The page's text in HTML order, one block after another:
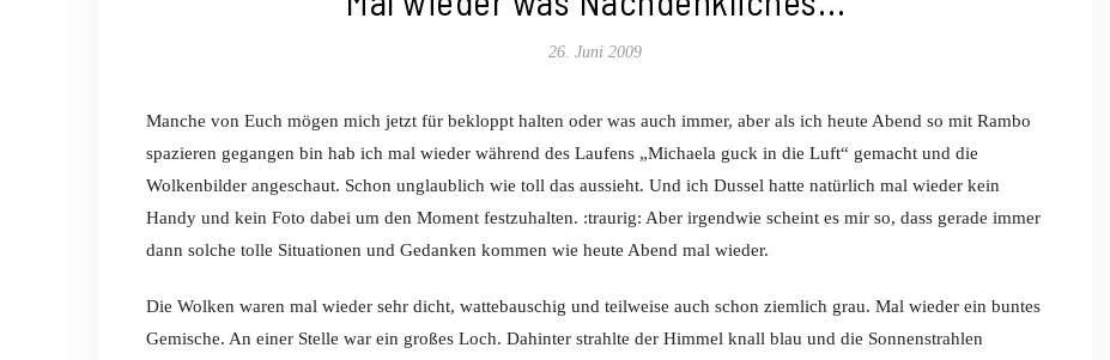
26. Juni 2009
Manche von Euch mögen mich jetzt für bekloppt halten oder was auch immer, aber als ich heute Abend so mit Rambo
spazieren gegangen bin hab ich mal wieder während des Laufens „Michaela guck in die Luft“ gemacht und die
Wolkenbilder angeschaut. Schon unglaublich wie toll das aussieht. Und ich Dussel hatte natürlich mal wieder kein
Handy und kein Foto dabei um den Moment festzuhalten. :traurig: Aber irgendwie scheint es mir so, dass gerade immer
dann solche tolle Situationen und Gedanken kommen wie heute Abend mal wieder.
Die Wolken waren mal wieder sehr dicht, wattebauschig und teilweise auch schon ziemlich grau. Mal wieder ein buntes
Gemische. An einer Stelle war ein großes Loch. Dahinter strahlte der Himmel knall blau und die Sonnenstrahlen